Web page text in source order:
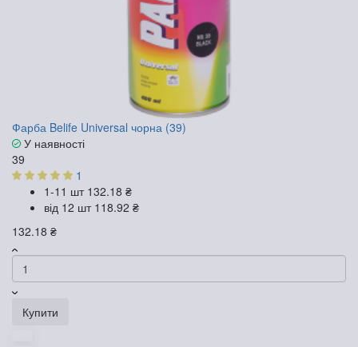
Фарба Belife Universal чорна (39)
У наявності
39
1
1-11 шт 132.18 ₴
від 12 шт 118.92 ₴
132.18 ₴
Купити